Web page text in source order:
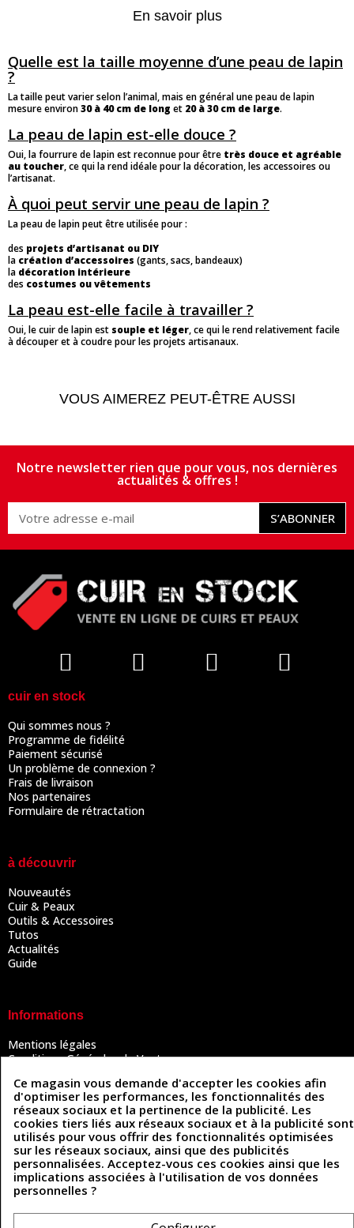
En savoir plus
Quelle est la taille moyenne d’une peau de lapin
?
La taille peut varier selon l’animal, mais en général une peau de lapin
mesure environ30 à 40 cm de long et 20 à 30 cm de large.
La peau de lapin est-elle douce ?
Oui, la fourrure de lapin est reconnue pour être très douce et agréable
au toucher, ce qui la rend idéale pour la décoration, les accessoires ou
l’artisanat.
À quoi peut servir une peau de lapin ?
La peau de lapin peut être utilisée pour :
des projets d’artisanat ou DIY
la création d’accessoires (gants, sacs, bandeaux)
la décoration intérieure
des costumes ou vêtements
La peau est-elle facile à travailler ?
Oui, le cuir de lapin est souple et léger, ce qui le rend relativement facile
à découper et à coudre pour les projets artisanaux.
VOUS AIMEREZ PEUT-ÊTRE AUSSI
Notre newsletter rien que pour vous, nos dernières
actualités & offres !
S’ABONNER
cuir en stock
Qui sommes nous ?
Programme de fidélité
Paiement sécurisé
Un problème de connexion ?
Frais de livraison
Nos partenaires
Formulaire de rétractation
à découvrir
Nouveautés
Cuir & Peaux
Outils & Accessoires
Tutos
Actualités
Guide
Informations
Mentions légales
Conditions Générales de Vente
Politique des cookies
Contactez-nous
Coordonnées
493 Chemin de Catougnac
81300 Graulhet
Ce magasin vous demande d'accepter les cookies afin
d'optimiser les performances, les fonctionnalités des
réseaux sociaux et la pertinence de la publicité. Les
cookies tiers liés aux réseaux sociaux et à la publicité sont
utilisés pour vous offrir des fonctionnalités optimisées
sur les réseaux sociaux, ainsi que des publicités
personnalisées. Acceptez-vous ces cookies ainsi que les
implications associées à l'utilisation de vos données
personnelles ?